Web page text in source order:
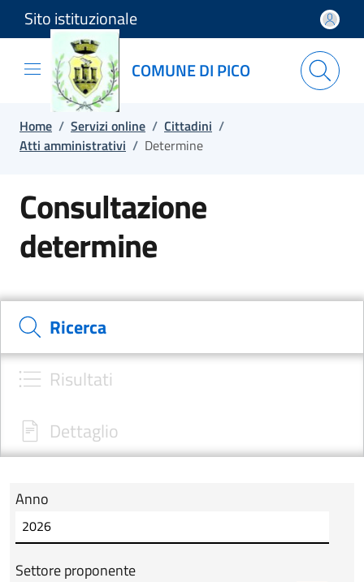
Salta e vai al contenuto
Salta e vai al footer
Sito istituzionale
COMUNE DI PICO
Home / Servizi online / Cittadini /
Atti amministrativi / Determine
Consultazione
determine
Cerca il documento e consulta il dettaglio
Ricerca
Risultati
Dettaglio
Modulo tab_ricerca_form
Anno
Settore proponente